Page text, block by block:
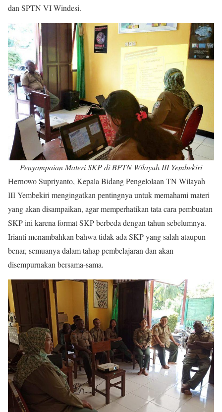
dan SPTN VI Windesi.
Penyampaian Materi SKP di BPTN Wilayah III Yembekiri
Hernowo Supriyanto, Kepala Bidang Pengelolaan TN Wilayah
III Yembekiri mengingatkan pentingnya untuk memahami materi
yang akan disampaikan, agar memperhatikan tata cara pembuatan
SKP ini karena format SKP berbeda dengan tahun sebelumnya.
Irianti menambahkan bahwa tidak ada SKP yang salah ataupun
benar, semuanya dalam tahap pembelajaran dan akan
disempurnakan bersama-sama.